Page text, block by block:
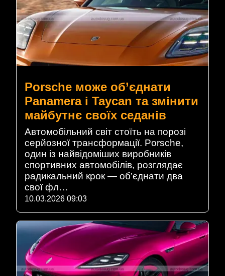
Porsche може об’єднати
Panamera і Taycan та змінити
майбутнє своїх седанів
Автомобільний світ стоїть на порозі
серйозної трансформації. Porsche,
один із найвідоміших виробників
спортивних автомобілів, розглядає
радикальний крок — об’єднати два
свої фл…
10.03.2026 09:03